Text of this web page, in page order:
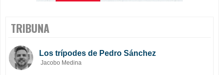
TRIBUNA
Los trípodes de Pedro Sánchez
Jacobo Medina